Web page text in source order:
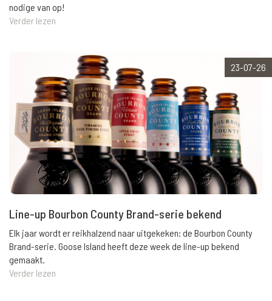
nodige van op!
Verder lezen
23-07-26
Line-up Bourbon County Brand-serie bekend
Elk jaar wordt er reikhalzend naar uitgekeken: de Bourbon County
Brand-serie. Goose Island heeft deze week de line-up bekend
gemaakt.
Verder lezen